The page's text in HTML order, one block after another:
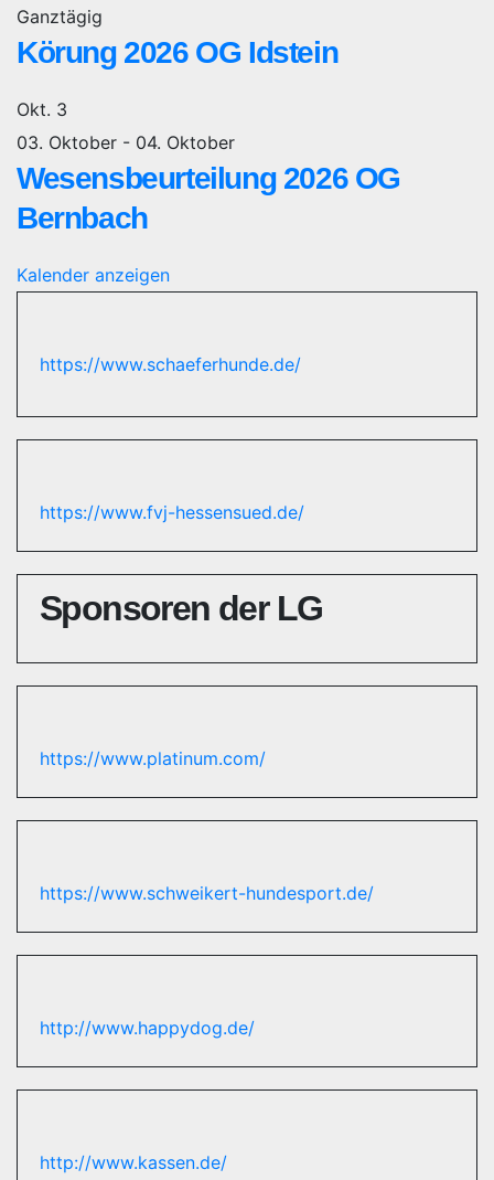
Ganztägig
Körung 2026 OG Idstein
Okt. 3
03. Oktober - 04. Oktober
Wesensbeurteilung 2026 OG
Bernbach
Kalender anzeigen
https://www.schaeferhunde.de/
https://www.fvj-hessensued.de/
Sponsoren der LG
https://www.platinum.com/
https://www.schweikert-hundesport.de/
http://www.happydog.de/
http://www.kassen.de/